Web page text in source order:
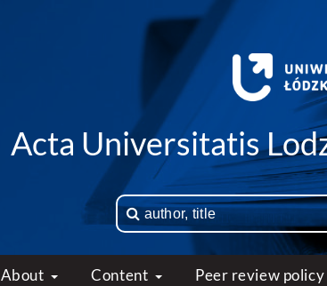
Acta Universitatis
About Content Peer review policy